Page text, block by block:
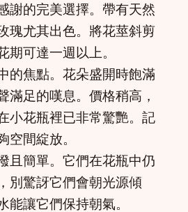
謝的完美選擇。帶有天然
瑰尤其出色。將花莖斜剪
期可達一週以上。
的焦點。花朵盛開時飽滿
滿足的嘆息。價格稍高，
小花瓶裡已非常驚艷。記
空間綻放。
且簡單。它們在花瓶中仍
別驚訝它們會朝光源傾
能讓它們保持朝氣。